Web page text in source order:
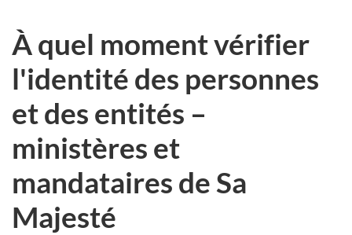
ici
À quel moment vérifier
l'identité des personnes
et des entités –
ministères et
mandataires de Sa
Majesté